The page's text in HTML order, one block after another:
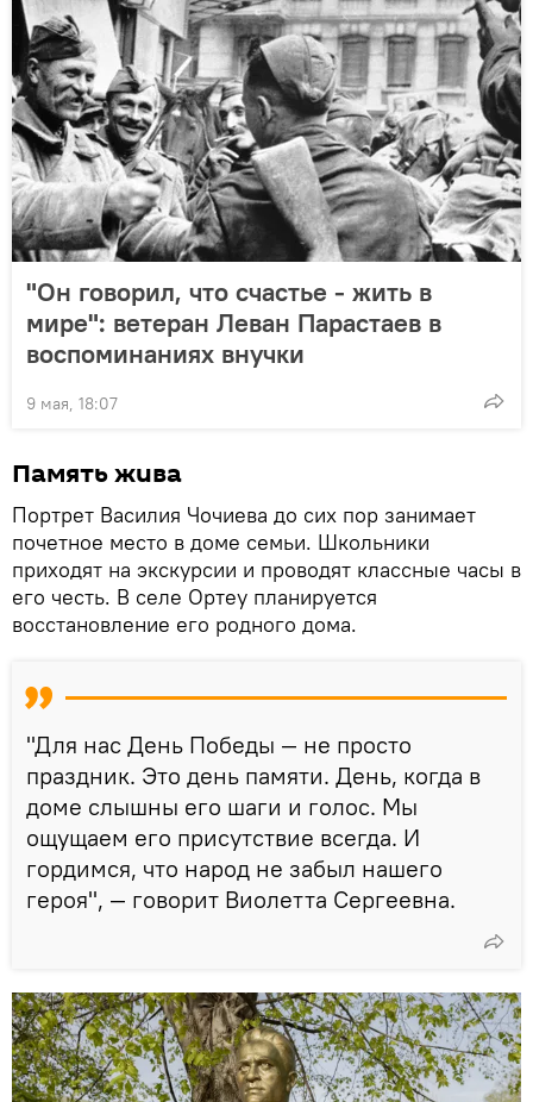
"Он говорил, что счастье - жить в
мире": ветеран Леван Парастаев в
воспоминаниях внучки
9 мая, 18:07
Память жива
Портрет Василия Чочиева до сих пор занимает
почетное место в доме семьи. Школьники
приходят на экскурсии и проводят классные часы в
его честь. В селе Ортеу планируется
восстановление его родного дома.
"Для нас День Победы — не просто
праздник. Это день памяти. День, когда в
доме слышны его шаги и голос. Мы
ощущаем его присутствие всегда. И
гордимся, что народ не забыл нашего
героя", — говорит Виолетта Сергеевна.